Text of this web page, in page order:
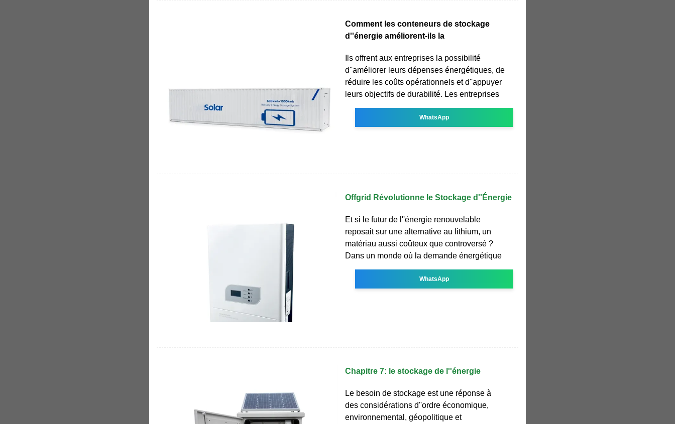
Comment les conteneurs de stockage
d''énergie améliorent-ils la
Ils offrent aux entreprises la possibilité
d''améliorer leurs dépenses énergétiques, de
réduire les coûts opérationnels et d''appuyer
leurs objectifs de durabilité. Les entreprises
WhatsApp
Offgrid Révolutionne le Stockage d''Énergie
Et si le futur de l''énergie renouvelable
reposait sur une alternative au lithium, un
matériau aussi coûteux que controversé ?
Dans un monde où la demande énergétique
WhatsApp
Chapitre 7: le stockage de l''énergie
Le besoin de stockage est une réponse à
des considérations d''ordre économique,
environnemental, géopolitique et